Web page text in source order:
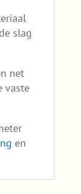
slag
net
vaste
en